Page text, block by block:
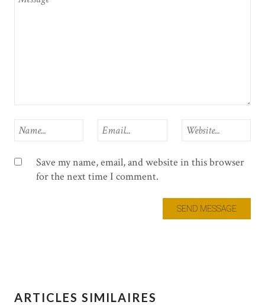
Save my name, email, and website in this browser
for the next time I comment.
ARTICLES SIMILAIRES